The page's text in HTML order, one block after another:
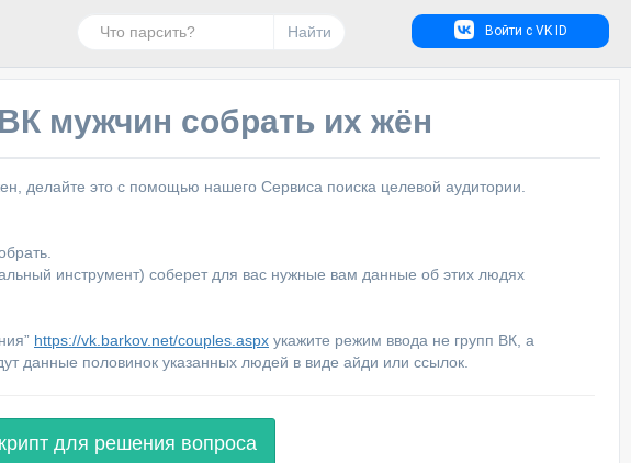
Войти с VK ID
Найти
мужчин собрать их жён
делайте это с помощью нашего Сервиса поиска целевой аудитории.
инструмент) соберет для вас нужные вам данные об этих людях
https://vk.barkov.net/couples.aspx укажите режим ввода не групп ВК, а
данные половинок указанных людей в виде айди или ссылок.
для решения вопроса